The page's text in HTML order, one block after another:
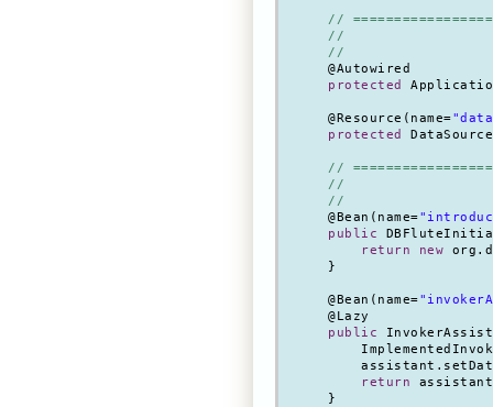
//
//
//
    @Autowired
protected
    @Resource(name=
protected
//
//
//
    @Bean(name=
public
return new
    }
    @Bean(name=
    @Lazy
public
return
    }